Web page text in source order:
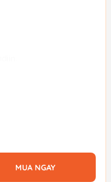
MUA NGAY